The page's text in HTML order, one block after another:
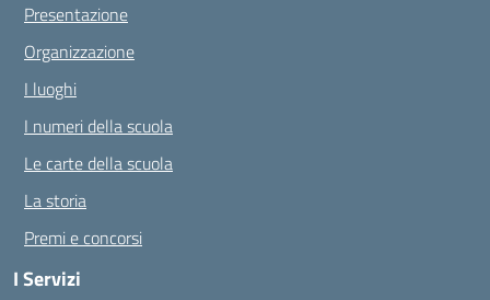
Presentazione
Organizzazione
I luoghi
I numeri della scuola
Le carte della scuola
La storia
Premi e concorsi
I Servizi